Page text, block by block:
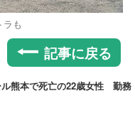
ラも
記事に戻る
熊本で死亡の22歳女性 勤務